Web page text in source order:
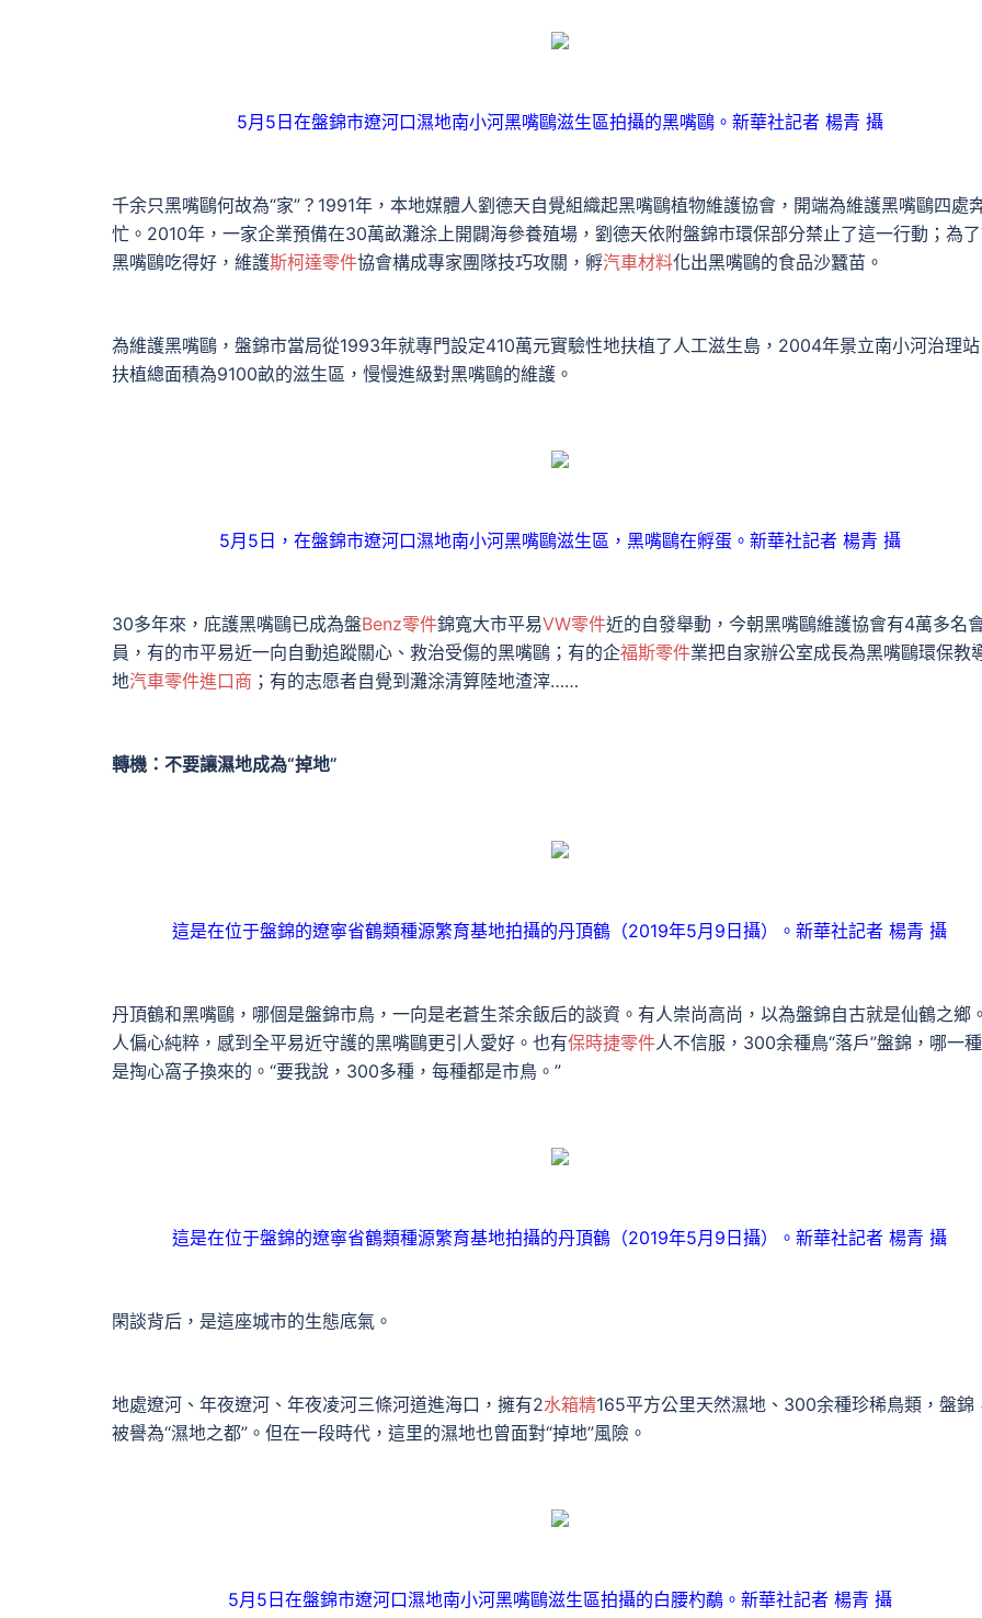
5月5日在盤錦市遼河口濕地南小河黑嘴鷗滋生區拍攝的黑嘴鷗。新華社記者 楊青 攝
千余只黑嘴鷗何故為“家”？1991年，本地媒體人劉德天自覺組織起黑嘴鷗植物維護協會，開端為維護黑嘴鷗四處
忙。2010年，一家企業預備在30萬畝灘涂上開闢海參養殖場，劉德天依附盤錦市環保部分禁止了這一行動；為
黑嘴鷗吃得好，維護斯柯達零件協會構成專家團隊技巧攻關，孵汽車材料化出黑嘴鷗的食品沙蠶苗。
為維護黑嘴鷗，盤錦市當局從1993年就專門設定410萬元實驗性地扶植了人工滋生島，2004年景立南小河治理站
扶植總面積為9100畝的滋生區，慢慢進級對黑嘴鷗的維護。
5月5日，在盤錦市遼河口濕地南小河黑嘴鷗滋生區，黑嘴鷗在孵蛋。新華社記者 楊青 攝
30多年來，庇護黑嘴鷗已成為盤Benz零件錦寬大市平易VW零件近的自發舉動，今朝黑嘴鷗維護協會有4萬多名
員，有的市平易近一向自動追蹤關心、救治受傷的黑嘴鷗；有的企福斯零件業把自家辦公室成長為黑嘴鷗環保教
地汽車零件進口商 ；有的志愿者自覺到灘涂清算陸地渣滓……
轉機：不要讓濕地成為“掉地”
這是在位于盤錦的遼寧省鶴類種源繁育基地拍攝的丹頂鶴（2019年5月9日攝）。新華社記者 楊青 攝
丹頂鶴和黑嘴鷗，哪個是盤錦市鳥，一向是老蒼生茶余飯后的談資。有人崇尚高尚，以為盤錦自古就是仙鶴之鄉
人偏心純粹，感到全平易近守護的黑嘴鷗更引人愛好。也有保時捷零件人不信服，300余種鳥“落戶”盤錦，哪一
是掏心窩子換來的。“要我說，300多種，每種都是市鳥。”
這是在位于盤錦的遼寧省鶴類種源繁育基地拍攝的丹頂鶴（2019年5月9日攝）。新華社記者 楊青 攝
閑談背后，是這座城市的生態底氣。
地處遼河、年夜遼河、年夜凌河三條河道進海口，擁有2水箱精165平方公里天然濕地、300余種珍稀鳥類，盤錦
被譽為“濕地之都”。但在一段時代，這里的濕地也曾面對“掉地”風險。
5月5日在盤錦市遼河口濕地南小河黑嘴鷗滋生區拍攝的白腰杓鷸。新華社記者 楊青 攝